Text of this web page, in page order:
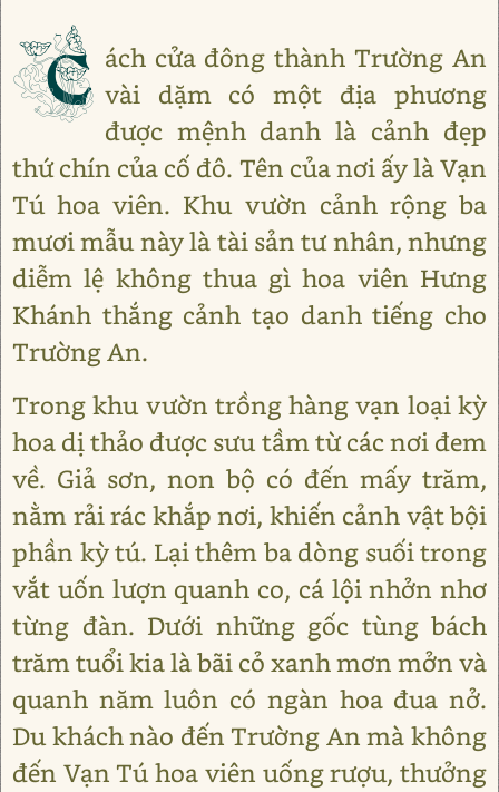
C ách cửa đông thành Trường An
vài dặm có một địa phương
được mệnh danh là cảnh đẹp
thứ chín của cố đô. Tên của nơi ấy là Vạn
Tú hoa viên. Khu vườn cảnh rộng ba
mươi mẫu này là tài sản tư nhân, nhưng
diễm lệ không thua gì hoa viên Hưng
Khánh thắng cảnh tạo danh tiếng cho
Trường An.
Trong khu vườn trồng hàng vạn loại kỳ
hoa dị thảo được sưu tầm từ các nơi đem
về. Giả sơn, non bộ có đến mấy trăm,
nằm rải rác khắp nơi, khiến cảnh vật bội
phần kỳ tú. Lại thêm ba dòng suối trong
vắt uốn lượn quanh co, cá lội nhởn nhơ
từng đàn. Dưới những gốc tùng bách
trăm tuổi kia là bãi cỏ xanh mơn mởn và
quanh năm luôn có ngàn hoa đua nở.
Du khách nào đến Trường An mà không
đến Vạn Tú hoa viên uống rượu, thưởng